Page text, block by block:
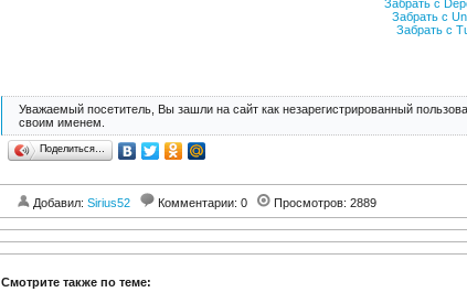
Забрать с
Забрать с
Забрать с
Уважаемый посетитель, Вы зашли на сайт как незарегистрированный
своим именем.
Поделиться…
Добавил: Sirius52 Комментарии: 0 Просмотров: 2889
Смотрите также по теме: